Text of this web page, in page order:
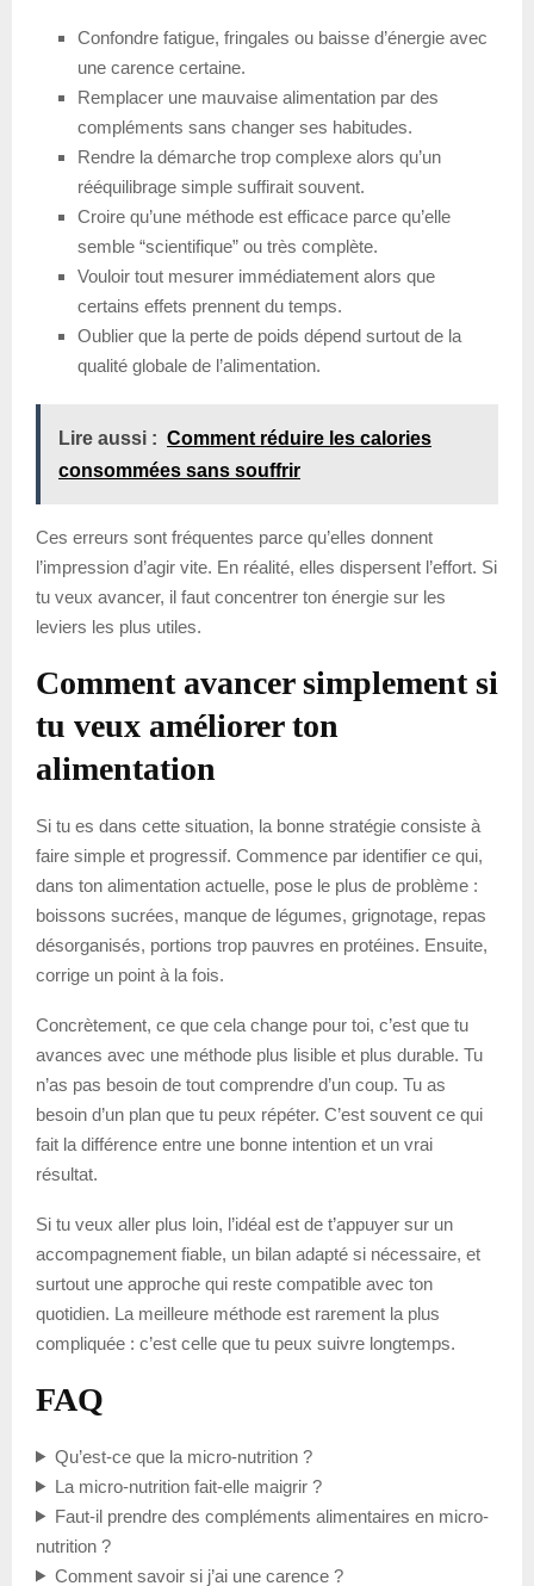
Confondre fatigue, fringales ou baisse d’énergie avec
une carence certaine.
Remplacer une mauvaise alimentation par des
compléments sans changer ses habitudes.
Rendre la démarche trop complexe alors qu’un
rééquilibrage simple suffirait souvent.
Croire qu’une méthode est efficace parce qu’elle
semble “scientifique” ou très complète.
Vouloir tout mesurer immédiatement alors que
certains effets prennent du temps.
Oublier que la perte de poids dépend surtout de la
qualité globale de l’alimentation.
Lire aussi : Comment réduire les calories
consommées sans souffrir
Ces erreurs sont fréquentes parce qu’elles donnent
l’impression d’agir vite. En réalité, elles dispersent l’effort. Si
tu veux avancer, il faut concentrer ton énergie sur les
leviers les plus utiles.
Comment avancer simplement si
tu veux améliorer ton
alimentation
Si tu es dans cette situation, la bonne stratégie consiste à
faire simple et progressif. Commence par identifier ce qui,
dans ton alimentation actuelle, pose le plus de problème :
boissons sucrées, manque de légumes, grignotage, repas
désorganisés, portions trop pauvres en protéines. Ensuite,
corrige un point à la fois.
Concrètement, ce que cela change pour toi, c’est que tu
avances avec une méthode plus lisible et plus durable. Tu
n’as pas besoin de tout comprendre d’un coup. Tu as
besoin d’un plan que tu peux répéter. C’est souvent ce qui
fait la différence entre une bonne intention et un vrai
résultat.
Si tu veux aller plus loin, l’idéal est de t’appuyer sur un
accompagnement fiable, un bilan adapté si nécessaire, et
surtout une approche qui reste compatible avec ton
quotidien. La meilleure méthode est rarement la plus
compliquée : c’est celle que tu peux suivre longtemps.
FAQ
Qu’est-ce que la micro-nutrition ?
La micro-nutrition fait-elle maigrir ?
Faut-il prendre des compléments alimentaires en micro-
nutrition ?
Comment savoir si j’ai une carence ?